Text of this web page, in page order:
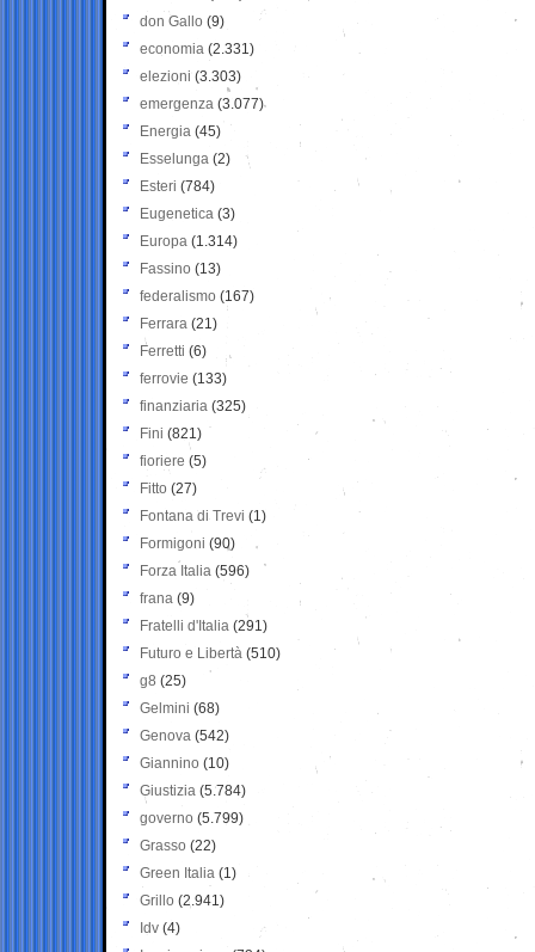
don Gallo (9)
economia (2.331)
elezioni (3.303)
emergenza (3.077)
Energia (45)
Esselunga (2)
Esteri (784)
Eugenetica (3)
Europa (1.314)
Fassino (13)
federalismo (167)
Ferrara (21)
Ferretti (6)
ferrovie (133)
finanziaria (325)
Fini (821)
fioriere (5)
Fitto (27)
Fontana di Trevi (1)
Formigoni (90)
Forza Italia (596)
frana (9)
Fratelli d'Italia (291)
Futuro e Libertà (510)
g8 (25)
Gelmini (68)
Genova (542)
Giannino (10)
Giustizia (5.784)
governo (5.799)
Grasso (22)
Green Italia (1)
Grillo (2.941)
Idv (4)